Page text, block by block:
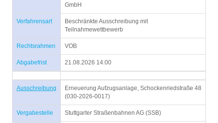
GmbH
Verfahrensart
Beschränkte Ausschreibung mit
Teilnahmewettbewerb
Rechtsrahmen VOB
Abgabefrist 21.08.2026 14:00
Ausschreibung
Erneuerung Aufzugsanlage, Schockenriedstraße 48
(030-2026-0017)
Vergabestelle Stuttgarter Straßenbahnen AG (SSB)